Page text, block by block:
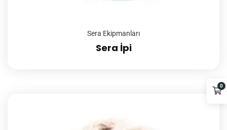
Sera Ekipmanları
Sera İpi
0